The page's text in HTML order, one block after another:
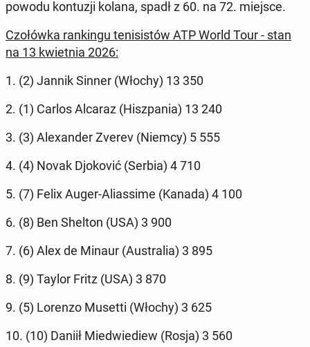
powodu kon­tu­zji kolana, spadł z 60. na 72. miejsce.
Czo­łów­ka ran­kin­gu te­ni­si­stów ATP World Tour - stan
na 13 kwiet­nia 2026:
1. (2) Jannik Sinner (Włochy) 13 350
2. (1) Carlos Alcaraz (Hisz­pa­nia) 13 240
3. (3) Ale­xan­der Zverev (Niemcy) 5 555
4. (4) Novak Djo­ko­vić (Serbia) 4 710
5. (7) Felix Auger-Alias­si­me (Kanada) 4 100
6. (8) Ben Shelton (USA) 3 900
7. (6) Alex de Minaur (Au­stra­lia) 3 895
8. (9) Taylor Fritz (USA) 3 870
9. (5) Lorenzo Musetti (Włochy) 3 625
10. (10) Daniił Mie­dwie­diew (Rosja) 3 560